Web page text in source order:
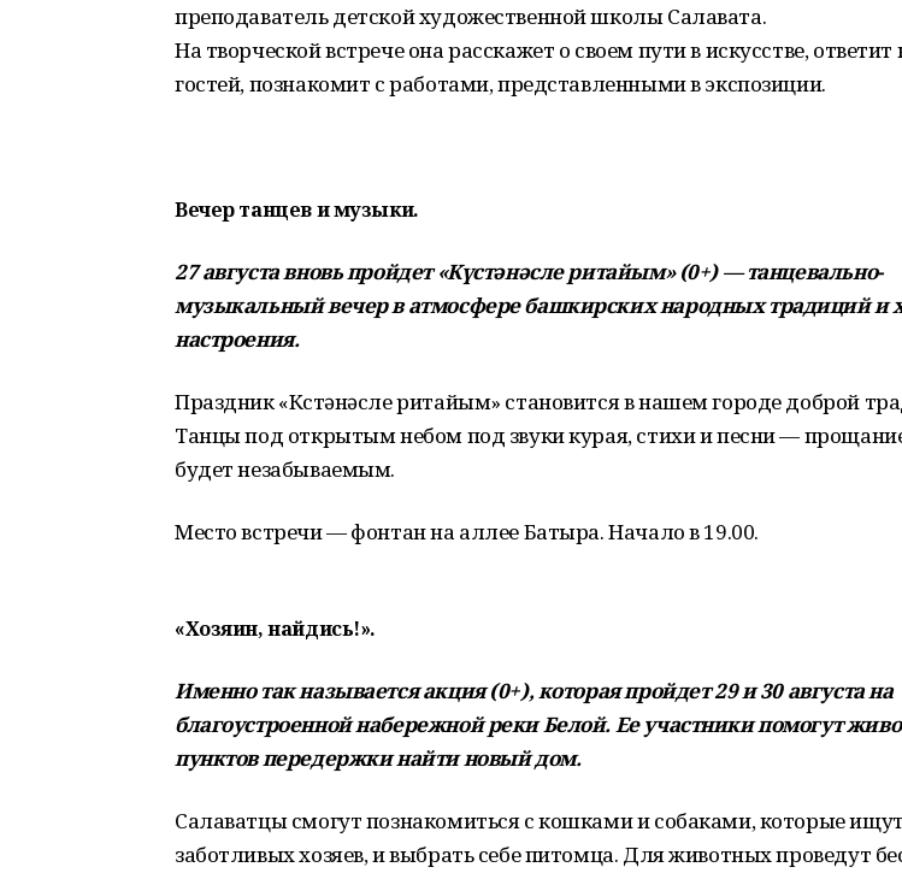
преподаватель детской художественной школы Салавата.
На творческой встрече она расскажет о своем пути в искусстве,
гостей, познакомит с работами, представленными в экспозиции.
Вечер танцев и музыки.
27 августа вновь пройдет «Күстәнәсле ритайым» (0+) — танцевально-
музыкальный вечер в атмосфере башкирских народных традиций и
настроения.
Праздник «Күстәнәсле ритайым» становится в нашем городе доброй
Танцы под открытым небом под звуки курая, стихи и песни —
будет незабываемым.
Место встречи — фонтан на аллее Батыра. Начало в 19.00.
«Хозяин, найдись!».
Именно так называется акция (0+), которая пройдет 29 и 30 августа на
благоустроенной набережной реки Белой. Ее участники помогут
пунктов передержки найти новый дом.
Салаватцы смогут познакомиться с кошками и собаками, которые
заботливых хозяев, и выбрать себе питомца. Для животных проведут